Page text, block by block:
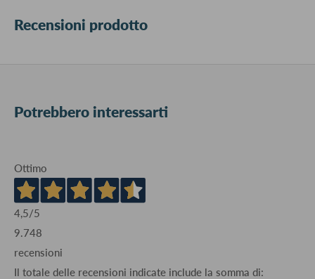
Recensioni prodotto
Potrebbero interessarti
Ottimo
4,5/5
9.748
recensioni
Il totale delle recensioni indicate include la somma di: